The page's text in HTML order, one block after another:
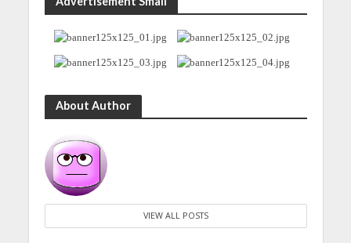
About Author
VIEW ALL POSTS